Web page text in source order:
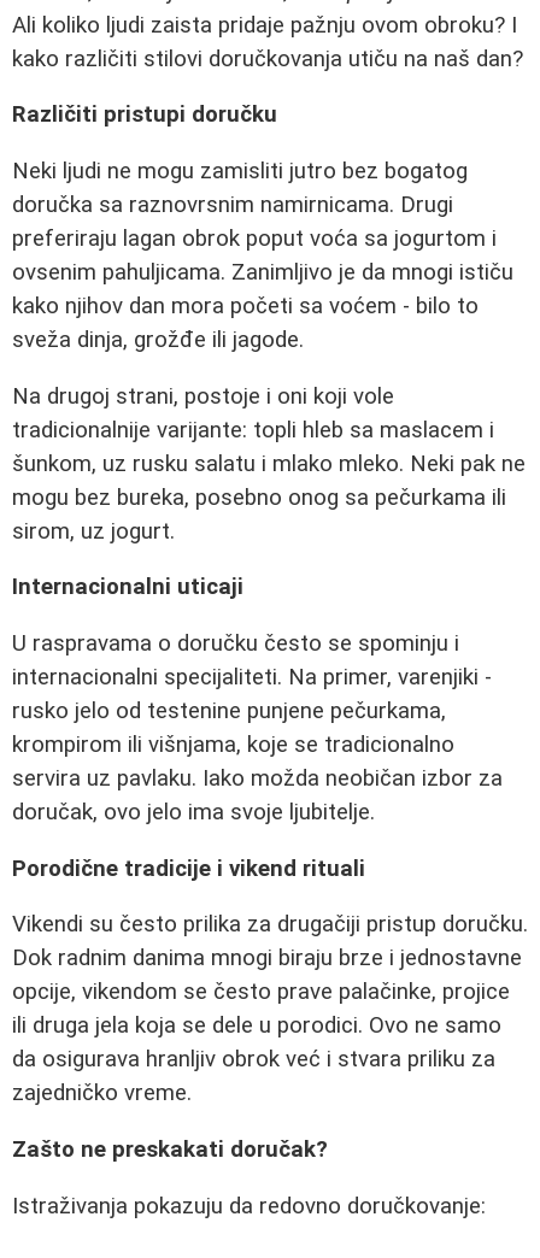
Ali koliko ljudi zaista pridaje pažnju ovom obroku? I
kako različiti stilovi doručkovanja utiču na naš dan?
Različiti pristupi doručku
Neki ljudi ne mogu zamisliti jutro bez bogatog
doručka sa raznovrsnim namirnicama. Drugi
preferiraju lagan obrok poput voća sa jogurtom i
ovsenim pahuljicama. Zanimljivo je da mnogi ističu
kako njihov dan mora početi sa voćem - bilo to
sveža dinja, grožđe ili jagode.
Na drugoj strani, postoje i oni koji vole
tradicionalnije varijante: topli hleb sa maslacem i
šunkom, uz rusku salatu i mlako mleko. Neki pak ne
mogu bez bureka, posebno onog sa pečurkama ili
sirom, uz jogurt.
Internacionalni uticaji
U raspravama o doručku često se spominju i
internacionalni specijaliteti. Na primer, varenjiki -
rusko jelo od testenine punjene pečurkama,
krompirom ili višnjama, koje se tradicionalno
servira uz pavlaku. Iako možda neobičan izbor za
doručak, ovo jelo ima svoje ljubitelje.
Porodične tradicije i vikend rituali
Vikendi su često prilika za drugačiji pristup doručku.
Dok radnim danima mnogi biraju brze i jednostavne
opcije, vikendom se često prave palačinke, projice
ili druga jela koja se dele u porodici. Ovo ne samo
da osigurava hranljiv obrok već i stvara priliku za
zajedničko vreme.
Zašto ne preskakati doručak?
Istraživanja pokazuju da redovno doručkovanje: